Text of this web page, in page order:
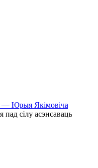
— Юрыя Якімовіча
сілу асэнсаваць